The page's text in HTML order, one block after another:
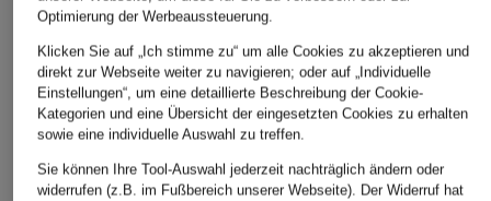
Optimierung der Werbeaussteuerung.
Klicken Sie auf „Ich stimme zu“ um alle Cookies zu akzeptieren und
direkt zur Webseite weiter zu navigieren; oder auf „Individuelle
Einstellungen“, um eine detaillierte Beschreibung der Cookie-
Kategorien und eine Übersicht der eingesetzten Cookies zu erhalten
sowie eine individuelle Auswahl zu treffen.
Sie können Ihre Tool-Auswahl jederzeit nachträglich ändern oder
widerrufen (z.B. im Fußbereich unserer Webseite). Der Widerruf hat